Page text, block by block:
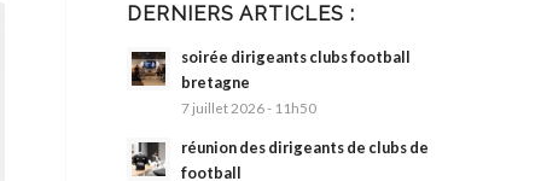
DERNIERS ARTICLES :
soirée dirigeants clubs football
bretagne
7 juillet 2026 - 11h50
réunion des dirigeants de clubs de
football